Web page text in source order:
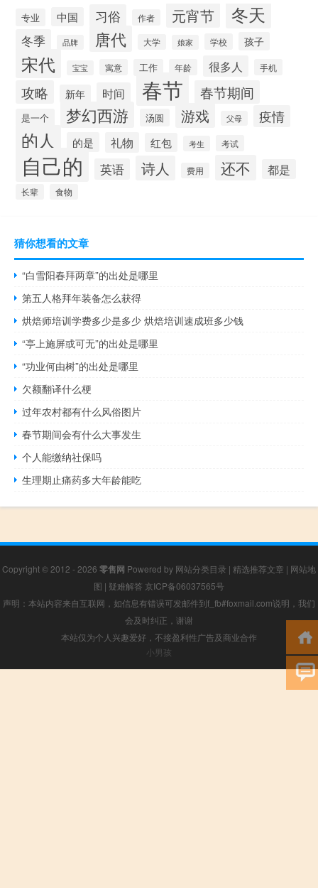
专业 中国 习俗 作者 元宵节 冬天
冬季 品牌 唐代 大学 娘家 学校 孩子
宋代 宝宝 寓意 工作 年龄 很多人 手机
攻略 新年 时间 春节 春节期间
是一个 梦幻西游 汤圆 游戏 父母 疫情
的人 的是 礼物 红包 考生 考试
自己的 英语 诗人 费用 还不 都是
长辈 食物
猜你想看的文章
“白雪阳春拜两章”的出处是哪里
第五人格拜年装备怎么获得
烘焙师培训学费多少是多少 烘焙培训速成班多少钱
“亭上施屏或可无”的出处是哪里
“功业何由树”的出处是哪里
欠额翻译什么梗
过年农村都有什么风俗图片
春节期间会有什么大事发生
个人能缴纳社保吗
生理期止痛药多大年龄能吃
Copyright © 2012 - 2026 零售网 Powered by 网站分类目录 | 精选推荐文章 | 网站地
图 | 疑难解答 京ICP备06037565号
声明：本站内容来自互联网，如信息有错误可发邮件到f_fb#foxmail.com说明，我们
会及时纠正，谢谢
本站仅为个人兴趣爱好，不接盈利性广告及商业合作
小男孩